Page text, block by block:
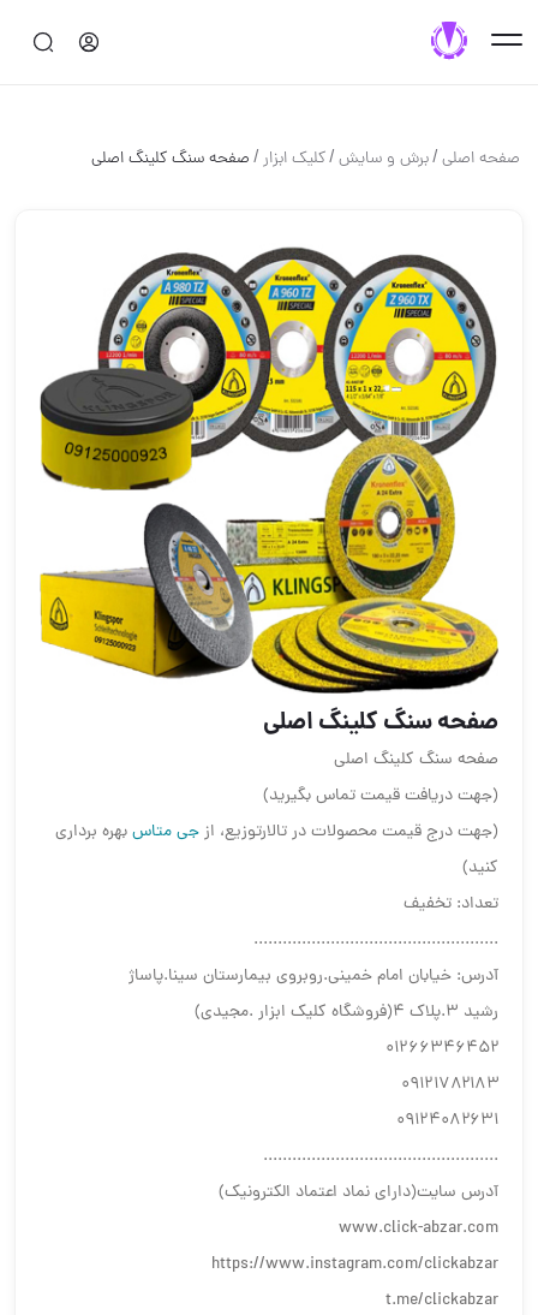
صفحه اصلی/برش و سايش/کلیک ابزار/صفحه سنگ کلینگ اصلی
صفحه سنگ کلینگ اصلی
صفحه سنگ کلینگ اصلی
(جهت دریافت قیمت تماس بگیرید)
(جهت درج قیمت محصولات در تالارتوزیع، ازجی متاسبهره برداری
کنید)
تعداد: تخفیف
...................................................
آدرس: خیابان امام خمینی.روبروی بیمارستان سینا.پاساژ
رشید ۳.پلاک ۴(فروشگاه کلیک ابزار .مجیدی)
۰۱۲۶۶۳۴۶۴۵۲
۰۹۱۲۱۷۸۲۱۸۳
۰۹۱۲۴۰۸۲۶۳۱
.................................................
آدرس سایت(دارای نماد اعتماد الکترونیک)
www.click-abzar.com
https://www.instagram.com/clickabzar
t.me/clickabzar